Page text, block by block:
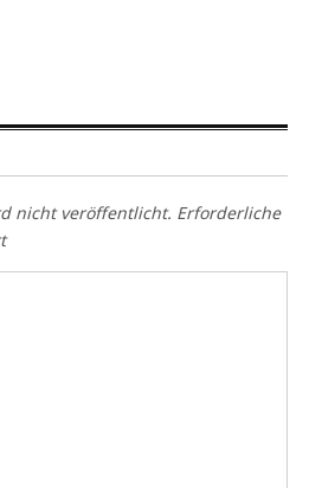
nicht veröffentlicht. Erforderliche